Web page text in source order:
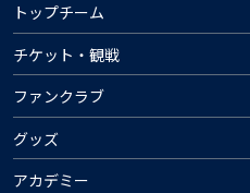
トップチーム
チケット・観戦
ファンクラブ
グッズ
アカデミー